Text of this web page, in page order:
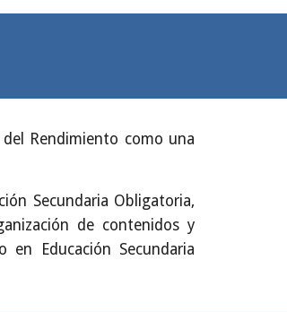
Rendimiento como una
Secundaria Obligatoria,
de contenidos y
Educación Secundaria